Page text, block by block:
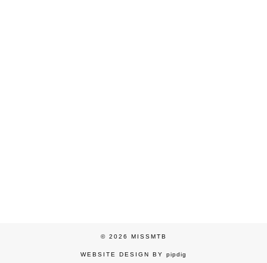
© 2026 MISSMTB
WEBSITE DESIGN BY pipdig